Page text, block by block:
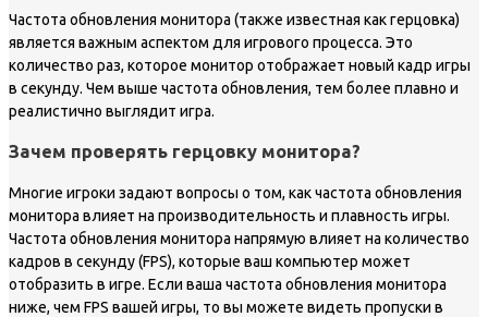
Частота обновления монитора (также известная как герцовка)
является важным аспектом для игрового процесса. Это
количество раз, которое монитор отображает новый кадр игры
в секунду. Чем выше частота обновления, тем более плавно и
реалистично выглядит игра.
Зачем проверять герцовку монитора?
Многие игроки задают вопросы о том, как частота обновления
монитора влияет на производительность и плавность игры.
Частота обновления монитора напрямую влияет на количество
кадров в секунду (FPS), которые ваш компьютер может
отобразить в игре. Если ваша частота обновления монитора
ниже, чем FPS вашей игры, то вы можете видеть пропуски в